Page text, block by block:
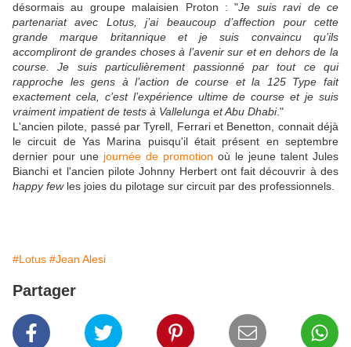
désormais au groupe malaisien Proton : "Je suis ravi de ce
partenariat avec Lotus, j’ai beaucoup d’affection pour cette
grande marque britannique et je suis convaincu qu’ils
accompliront de grandes choses à l’avenir sur et en dehors de la
course. Je suis particulièrement passionné par tout ce qui
rapproche les gens à l’action de course et la 125 Type fait
exactement cela, c’est l’expérience ultime de course et je suis
vraiment impatient de tests à Vallelunga et Abu Dhabi."
L'ancien pilote, passé par Tyrell, Ferrari et Benetton, connait déjà
le circuit de Yas Marina puisqu'il était présent en septembre
dernier pour une journée de promotion où le jeune talent Jules
Bianchi et l'ancien pilote Johnny Herbert ont fait découvrir à des
happy fewles joies du pilotage sur circuit par des professionnels.
#Lotus #Jean Alesi
Partager